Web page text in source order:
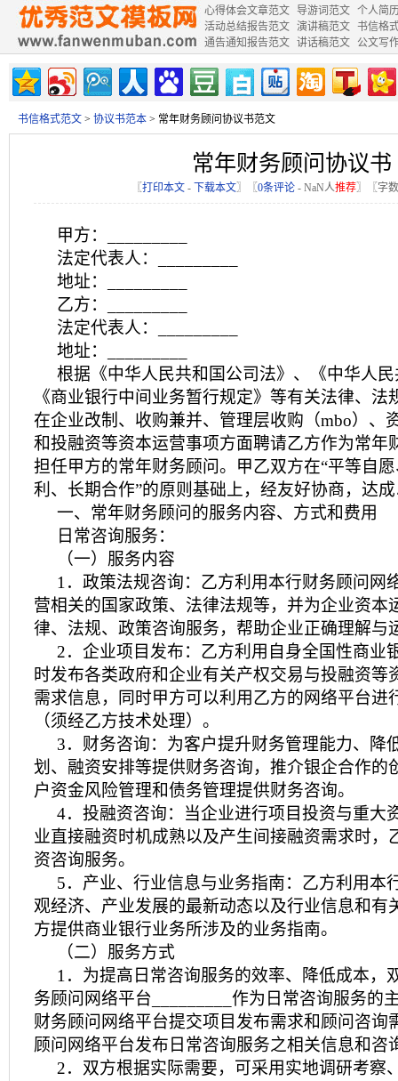
心得体会文章范文 导游词范文 个人简
活动总结报告范文 演讲稿范文 书信格
通告通知报告范文 讲话稿范文 公文写
书信格式范文 > 协议书范本 > 常年财务顾问协议书范文
常年财务顾问协议书
〖打印本文 - 下载本文〗〖0条评论 - NaN人推荐〗〖字
甲方：_________
法定代表人：_________
地址：_________
乙方：_________
法定代表人：_________
地址：_________
根据《中华人民共和国公司法》、《中华人
《商业银行中间业务暂行规定》等有关法律、法
在企业改制、收购兼并、管理层收购（mbo）、
和投融资等资本运营事项方面聘请乙方作为常年
担任甲方的常年财务顾问。甲乙双方在“平等自
利、长期合作”的原则基础上，经友好协商，达
一、常年财务顾问的服务内容、方式和费用
日常咨询服务：
（一）服务内容
1．政策法规咨询：乙方利用本行财务顾问网
营相关的国家政策、法律法规等，并为企业资本
律、法规、政策咨询服务，帮助企业正确理解与
2．企业项目发布：乙方利用自身全国性商业
时发布各类政府和企业有关产权交易与投融资等
需求信息，同时甲方可以利用乙方的网络平台进
（须经乙方技术处理）。
3．财务咨询：为客户提升财务管理能力、降
划、融资安排等提供财务咨询，推介银企合作的
户资金风险管理和债务管理提供财务咨询。
4．投融资咨询：当企业进行项目投资与重大
业直接融资时机成熟以及产生间接融资需求时，
资咨询服务。
5．产业、行业信息与业务指南：乙方利用本
观经济、产业发展的最新动态以及行业信息和有
方提供商业银行业务所涉及的业务指南。
（二）服务方式
1．为提高日常咨询服务的效率、降低成本，
务顾问网络平台_________作为日常咨询服务的
财务顾问网络平台提交项目发布需求和顾问咨询
顾问网络平台发布日常咨询服务之相关信息和咨
2．双方根据实际需要，可采用实地调研考察